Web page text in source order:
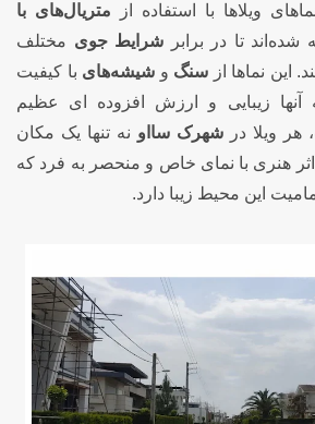
ویلاها با استفاده از متریال‌های با
شده‌اند تا در برابر شرایط جوی مختلف
این نماها از سنگ و شیشه‌های با کیفیت
به آنها زیبایی و ارزش افزوده ای عظیم
ویلا در شهرک سااو نه تنها یک مکان
هنری با نمای خاص و منحصر به فرد که
این محیط زیبا دارد.